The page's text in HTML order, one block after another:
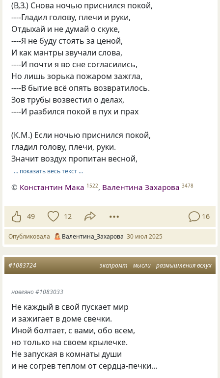
(В,З.) Снова ночью приснился покой,
----Гладил голову, плечи и руки,
Отдыхай и не думай о скуке,
----Я не буду стоять за ценой,
И как мантры звучали слова,
----И почти я во сне согласились,
Но лишь зорька пожаром зажгла,
----В бытие всё опять возвратилось.
Зов трубы возвестил о делах,
----И разбился покой в пух и прах
(К.М.) Если ночью приснился покой,
гладил голову, плечи, руки.
Значит воздух пропитан весной,
… показать весь текст …
© Константин Мака 1522, Валентина Захарова 3478
49 12 16
Опубликовала Валентина_Захарова 30 июл 2025
экспромт мысли размышления вслух
#1083724
навеяно #1083033
Не каждый в свой пускает мир
и зажигает в доме свечки.
Иной болтает, с вами, обо всем,
но только на своем крылечке.
Не запуская в комнаты души
и не согрев теплом от сердца-печки…